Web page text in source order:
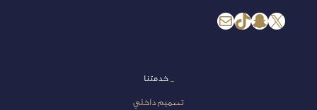
إكس
سناب شاتتيك توكبريد
خدمتنا
تصميم داخلي